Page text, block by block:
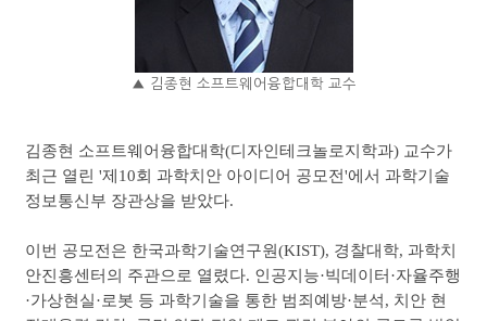
▲ 김종현 소프트웨어융합대학 교수
김종현 소프트웨어융합대학(디자인테크놀로지학과) 교수가
최근 열린 '제10회 과학치안 아이디어 공모전'에서 과학기술
정보통신부 장관상을 받았다.
이번 공모전은 한국과학기술연구원(KIST), 경찰대학, 과학치
안진흥센터의 주관으로 열렸다. 인공지능·빅데이터 ·자율주행
·가상현실·로봇 등 과학기술을 통한 범죄예방·분석, 치안 현